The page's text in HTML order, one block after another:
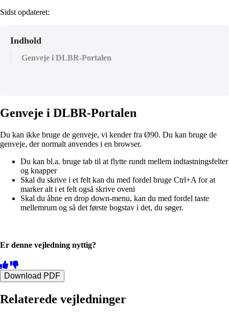
Sidst opdateret:
Indhold
Genveje i DLBR-Portalen
Genveje i DLBR-Portalen
Du kan ikke bruge de genveje, vi kender fra Ø90. Du kan bruge de
genveje, der normalt anvendes i en browser.
Du kan bl.a. bruge tab til at flytte rundt mellem indtastningsfelter
og knapper
Skal du skrive i et felt kan du med fordel bruge Ctrl+A for at
marker alt i et felt også skrive oveni
Skal du åbne en drop down-menu, kan du med fordel taste
mellemrum og så det første bogstav i det, du søger.
Er denne vejledning nyttig?
Download PDF
Relaterede vejledninger